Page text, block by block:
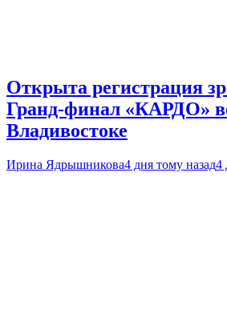
Открыта регистрация
Гранд-финал «КАРДО»
Владивостоке
Ирина Ядрышникова4 дня тому назад4